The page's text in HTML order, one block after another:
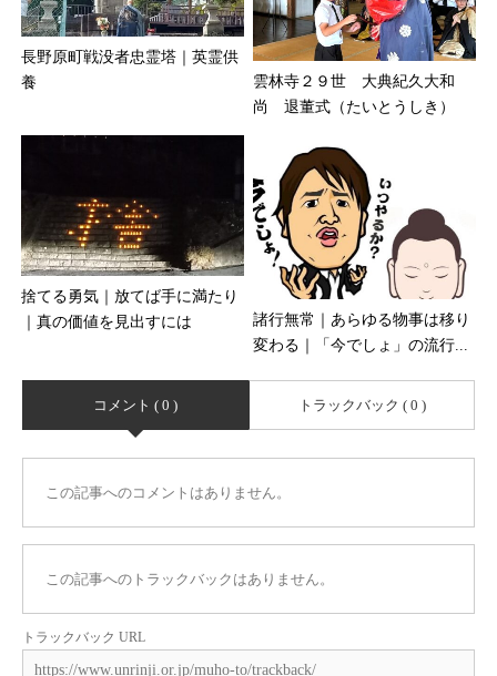
長野原町戦没者忠霊塔｜英霊供
養
雲林寺２９世 大典紀久大和
尚 退董式（たいとうしき）
捨てる勇気｜放てば手に満たり
｜真の価値を見出すには
諸行無常｜あらゆる物事は移り
変わる｜「今でしょ」の流行...
コメント ( 0 ) トラックバック ( 0 )
この記事へのコメントはありません。
この記事へのトラックバックはありません。
トラックバック URL